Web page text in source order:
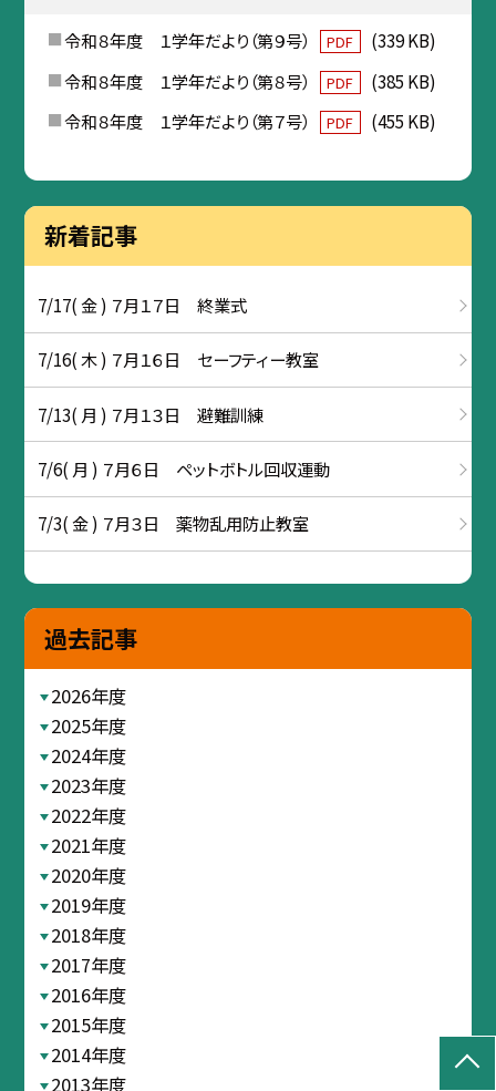
令和８年度 １学年だより（第９号） PDF
(339 KB)
令和８年度 １学年だより（第８号）
PDF
(385 KB)
令和８年度 １学年だより（第７号）
PDF (455 KB)
新着記事
7/17( 金 ) ７月１７日 終業式
7/16( 木 ) ７月１６日 セーフティー教室
7/13( 月 ) ７月１３日 避難訓練
7/6( 月 ) ７月６日 ペットボトル回収運動
7/3( 金 ) ７月３日 薬物乱用防止教室
過去記事
2026年度
2025年度
2024年度
2023年度
2022年度
2021年度
2020年度
2019年度
2018年度
2017年度
2016年度
2015年度
2014年度
2013年度